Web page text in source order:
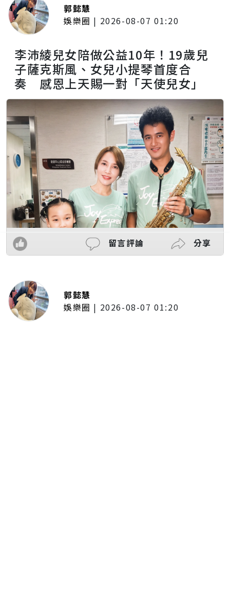
郭懿慧
娛樂圈 | 2026-08-07 01:20
李沛綾兒女陪做公益10年！19歲兒
子薩克斯風、女兒小提琴首度合
奏 感恩上天賜一對「天使兒女」
留言評論 分享
郭懿慧
娛樂圈 | 2026-08-07 01:20